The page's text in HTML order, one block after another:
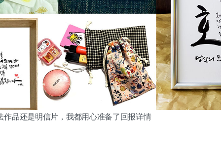
作品还是明信片，我都用心准备了回报详情